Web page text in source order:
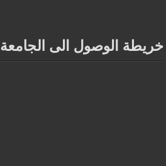
خريطة الوصول الى الجامعة